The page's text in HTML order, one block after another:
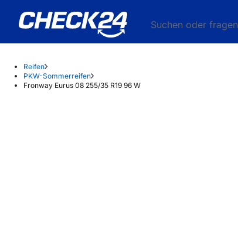
Suchen oder fragen
Reifen
PKW-Sommerreifen
Fronway Eurus 08 255/35 R19 96 W